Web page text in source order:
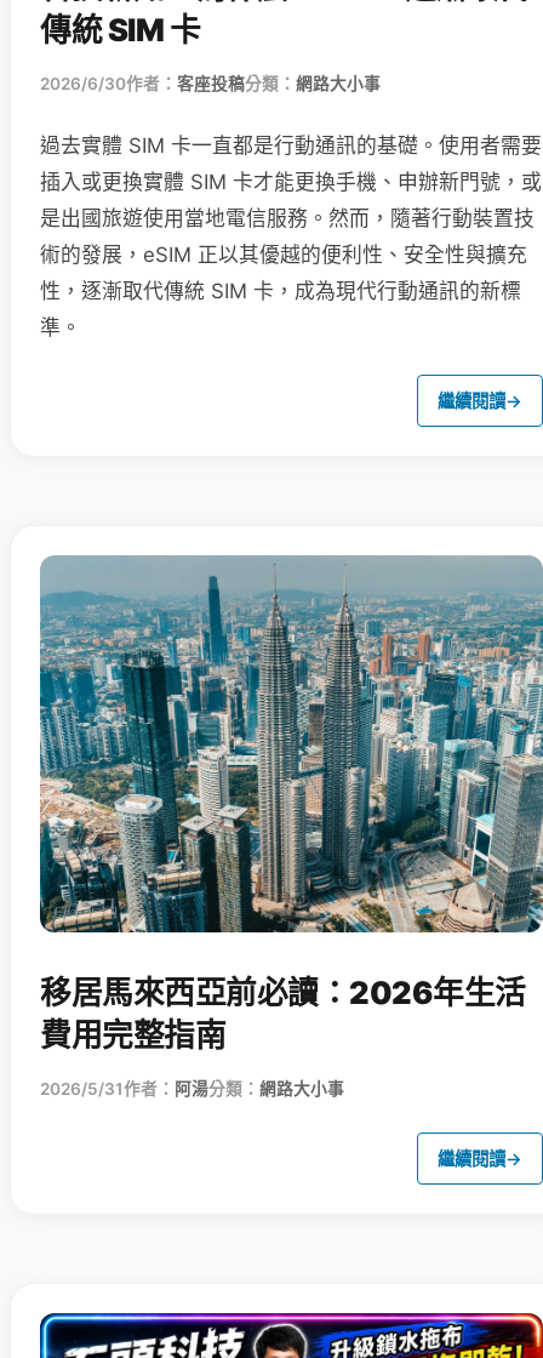
傳統 SIM 卡
2026/6/30作者： 客座投稿分類： 網路大小事
過去實體 SIM 卡一直都是行動通訊的基礎。使用者需要
插入或更換實體 SIM 卡才能更換手機、申辦新門號，或
是出國旅遊使用當地電信服務。然而，隨著行動裝置技
術的發展，eSIM 正以其優越的便利性、安全性與擴充
性，逐漸取代傳統 SIM 卡，成為現代行動通訊的新標
準。
繼續閱讀→
移居馬來西亞前必讀：2026年生活
費用完整指南
2026/5/31作者： 阿湯分類： 網路大小事
繼續閱讀→